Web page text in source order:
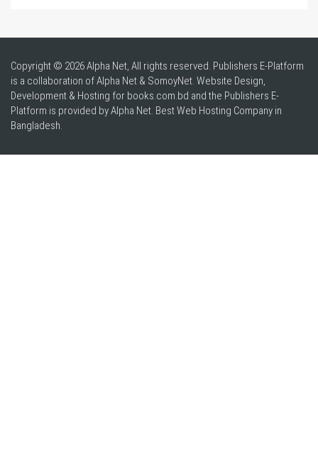
Copyright © 2026 Alpha Net, All rights reserved. Publishers E-Platform
is a collaboration of Alpha Net & SomoyNet. Website Design,
Development & Hosting for books.com.bd and the Publishers E-
Platform is provided by Alpha Net. BestWeb Hosting Company in
Bangladesh.